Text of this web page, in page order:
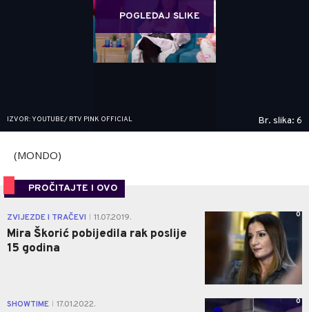
POGLEDAJ SLIKE
IZVOR: YOUTUBE/ RTV PINK OFFICIAL Br. slika: 6
(MONDO)
PROČITAJTE I OVO
ZVIJEZDE I TRAČEVI 11.07.2019.
Mira Škorić pobijedila rak poslije
15 godina
0
SHOWTIME 17.01.2022. 0